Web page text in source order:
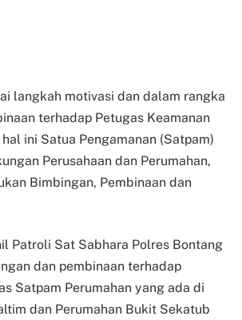
langkah motivasi dan dalam rangka
terhadap Petugas Keamanan
ini Satua Pengamanan (Satpam)
Perusahaan dan Perumahan,
Bimbingan, Pembinaan dan
Patroli Sat Sabhara Polres Bontang
dan pembinaan terhadap
Satpam Perumahan yang ada di
dan Perumahan Bukit Sekatub